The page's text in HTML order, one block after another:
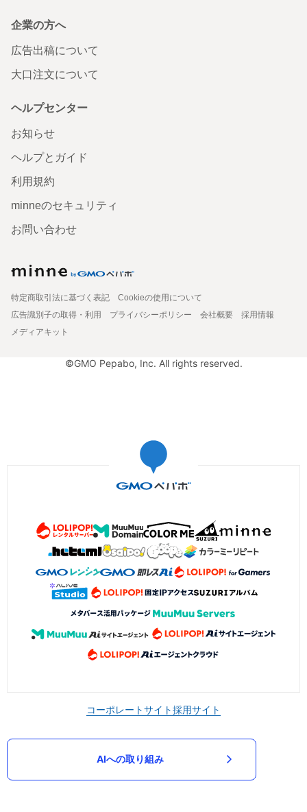
企業の方へ
広告出稿について
大口注文について
ヘルプセンター
お知らせ
ヘルプとガイド
利用規約
minneのセキュリティ
お問い合わせ
特定商取引法に基づく表記
Cookieの使用について
広告識別子の取得・利用
プライバシーポリシー 会社概要
採用情報
メディアキット
©GMO Pepabo, Inc. All rights reserved.
コーポレートサイト採用サイト
AIへの取り組み